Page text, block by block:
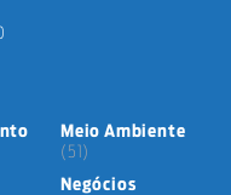
Meio Ambiente
(51)
Negócios